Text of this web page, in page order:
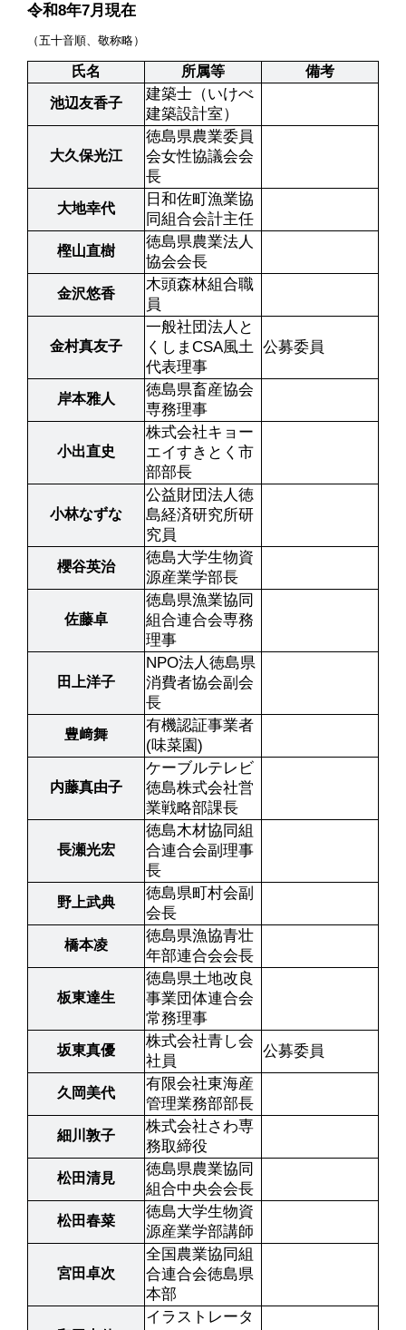
令和8年7月現在
（五十音順、敬称略）
氏名 所属等 備考
池辺友香子
建築士（いけべ
建築設計室）
大久保光江
徳島県農業委員
会女性協議会会
長
大地幸代
日和佐町漁業協
同組合会計主任
樫山直樹
徳島県農業法人
協会会長
金沢悠香
木頭森林組合職
員
金村真友子
一般社団法人と
くしまCSA風土
代表理事
公募委員
岸本雅人
徳島県畜産協会
専務理事
小出直史
株式会社キョー
エイすきとく市
部部長
小林なずな
公益財団法人徳
島経済研究所研
究員
櫻谷英治
徳島大学生物資
源産業学部長
佐藤卓
徳島県漁業協同
組合連合会専務
理事
田上洋子
NPO法人徳島県
消費者協会副会
長
豊﨑舞
有機認証事業者
(味菜園)
内藤真由子
ケーブルテレビ
徳島株式会社営
業戦略部課長
長瀬光宏
徳島木材協同組
合連合会副理事
長
野上武典
徳島県町村会副
会長
橋本凌
徳島県漁協青壮
年部連合会会長
板東達生
徳島県土地改良
事業団体連合会
常務理事
坂東真優
株式会社青し会
社員
公募委員
久岡美代
有限会社東海産
管理業務部部長
細川敦子
株式会社さわ専
務取締役
松田清見
徳島県農業協同
組合中央会会長
松田春菜
徳島大学生物資
源産業学部講師
宮田卓次
全国農業協同組
合連合会徳島県
本部
イラストレータ